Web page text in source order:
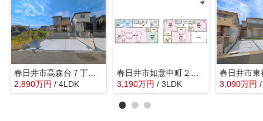
春日井市高森台７丁目6-21『仲介料無料』新築戸建て
2,890万円 / 4LDK
3,190万円 / 3LDK 3,090万円